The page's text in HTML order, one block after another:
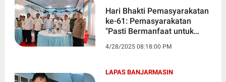
Hari Bhakti Pemasyarakatan
ke-61: Pemasyarakatan
"Pasti Bermanfaat untuk
4/28/2025 08:18:00 PM
LAPAS BANJARMASIN